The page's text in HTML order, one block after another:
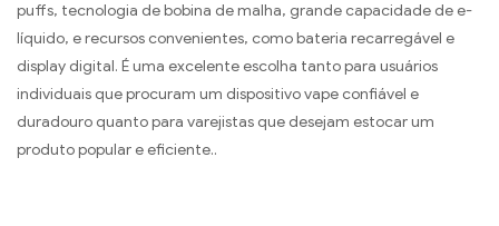
puffs, tecnologia de bobina de malha, grande capacidade de e-
líquido, e recursos convenientes, como bateria recarregável e
display digital. É uma excelente escolha tanto para usuários
individuais que procuram um dispositivo vape confiável e
duradouro quanto para varejistas que desejam estocar um
produto popular e eficiente..